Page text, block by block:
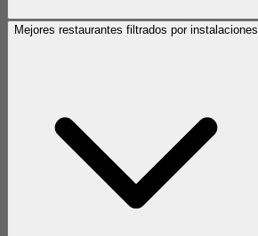
Mejores restaurantes filtrados por instalaciones